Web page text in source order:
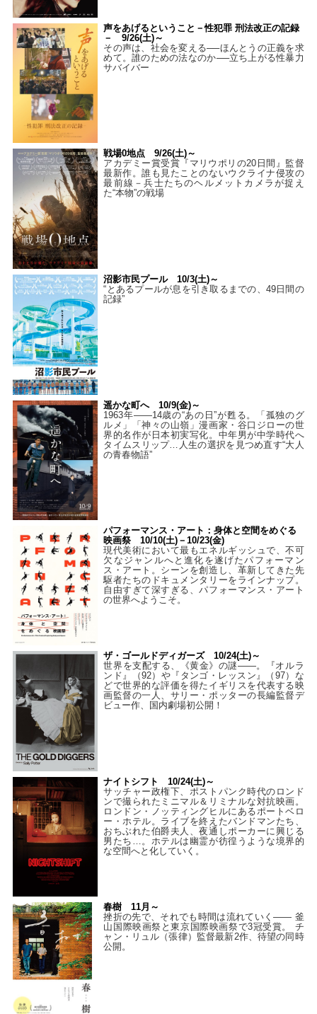
声をあげるということ－性犯罪 刑法改正の記録
－ 9/26(土)～
その声は、社会を変える──ほんとうの正義を求
めて。誰のための法なのか──立ち上がる性暴力
サバイバー
戦場0地点 9/26(土)～
アカデミー賞受賞『マリウポリの20日間』監督
最新作。誰も見たことのないウクライナ侵攻の
最前線－兵士たちのヘルメットカメラが捉え
た“本物”の戦場
沼影市民プール 10/3(土)～
“とあるプールが息を引き取るまでの、49日間の
記録”
遥かな町へ 10/9(金)～
1963年――14歳の“あの日”が甦る。「孤独のグ
ルメ」「神々の山嶺」漫画家・谷口ジローの世
界的名作が日本初実写化。中年男が中学時代へ
タイムスリップ…人生の選択を見つめ直す“大人
の青春物語”
パフォーマンス・アート：身体と空間をめぐる
映画祭 10/10(土)－10/23(金)
現代美術において最もエネルギッシュで、不可
欠なジャンルへと進化を遂げたパフォーマン
ス・アート。シーンを創造し、革新してきた先
駆者たちのドキュメンタリーをラインナップ。
自由すぎて深すぎる、パフォーマンス・アート
の世界へようこそ。
ザ・ゴールドディガーズ 10/24(土)～
世界を支配する、《黄金》の謎――。『オルラ
ンド』（92）や『タンゴ・レッスン』（97）な
どで世界的な評価を得たイギリスを代表する映
画監督の一人、サリー・ポッターの長編監督デ
ビュー作、国内劇場初公開！
ナイトシフト 10/24(土)～
サッチャー政権下、ポストパンク時代のロンド
ンで撮られたミニマル＆リミナルな対抗映画。
ロンドン・ノッティングヒルにあるポートベロ
ー・ホテル。ライブを終えたバンドマンたち、
おちぶれた伯爵夫人、夜通しポーカーに興じる
男たち…。ホテルは幽霊が彷徨うような境界的
な空間へと化していく。
春樹 11月～
挫折の先で、それでも時間は流れていく—— 釜
山国際映画祭と東京国際映画祭で3冠受賞。 チ
ャン・リュル（張律）監督最新2作、待望の同時
公開。